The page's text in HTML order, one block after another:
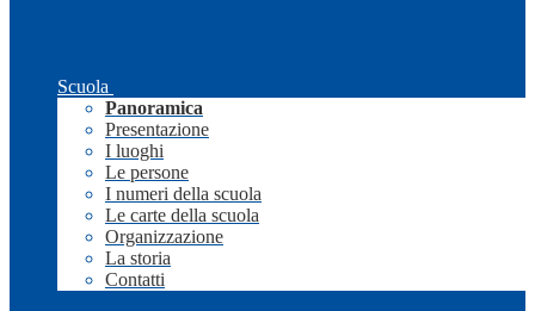
Scuola
Panoramica
Presentazione
I luoghi
Le persone
I numeri della scuola
Le carte della scuola
Organizzazione
La storia
Contatti